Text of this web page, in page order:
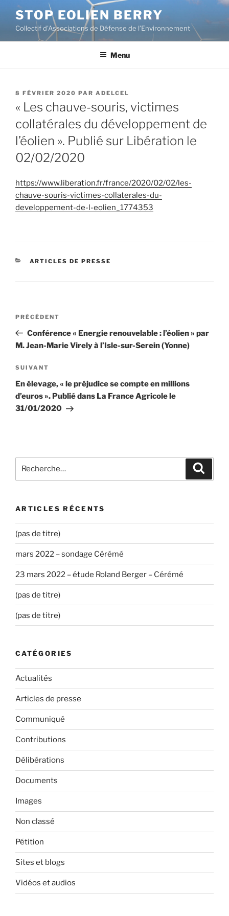
contenu
principal
STOP EOLIEN BERRY
Collectif d'Associations de Défense de l’Environnement
Menu
PUBLIÉ
8 FÉVRIER 2020 PAR ADELCEL
« Les chauve-souris, victimes
collatérales du développement de
l’éolien ». Publié sur Libération le
02/02/2020
https://www.liberation.fr/france/2020/02/02/les-
chauve-souris-victimes-collaterales-du-
developpement-de-l-eolien_1774353
CATÉGORIES
ARTICLES DE PRESSE
Navigation
l’article
Article
précédent
PRÉCÉDENT
Conférence « Energie renouvelable : l’éolien » par
M. Jean-Marie Virely à l’Isle-sur-Serein (Yonne)
Article
suivant
SUIVANT
En élevage, « le préjudice se compte en millions
d’euros ». Publié dans La France Agricole le
31/01/2020
pour
ARTICLES RÉCENTS
(pas de titre)
mars 2022 – sondage Cérémé
23 mars 2022 – étude Roland Berger – Cérémé
(pas de titre)
(pas de titre)
CATÉGORIES
Actualités
Articles de presse
Communiqué
Contributions
Délibérations
Documents
Images
Non classé
Pétition
Sites et blogs
Vidéos et audios